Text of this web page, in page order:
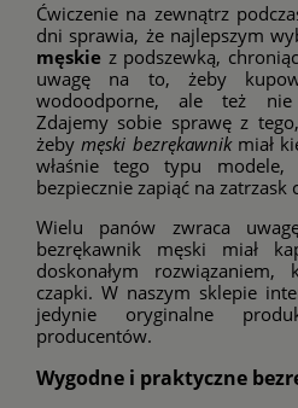
Ćwiczenie na zewnątrz
dni sprawia, że najlepszym
męskie z podszewką,
uwagę na to, żeby
wodoodporne, ale też nie
Zdajemy sobie sprawę z
żebymęski bezrękawnikmiał
właśnie tego typu modele,
bezpiecznie zapiąć na zatrzask
Wielu panów zwraca
bezrękawnik męski miał
doskonałym
czapki. W naszym sklepie
jedynie oryginalne
producentów.
Wygodne i praktyczne